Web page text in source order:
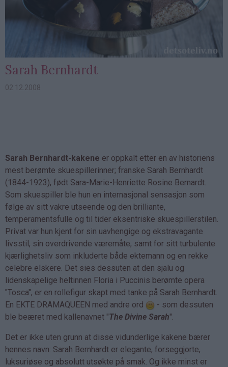
Sarah Bernhardt
02.12.2008
Sarah Bernhardt-kakene er oppkalt etter en av historiens
mest berømte skuespillerinner; franske Sarah Bernhardt
(1844-1923), født Sara-Marie-Henriette Rosine Bernardt.
Som skuespiller ble hun en internasjonal sensasjon som
følge av sitt vakre utseende og den brilliante,
temperamentsfulle og til tider eksentriske skuespillerstilen.
Privat var hun kjent for sin uavhengige og ekstravagante
livsstil, sin overdrivende væremåte, samt for sitt turbulente
kjærlighetsliv som inkluderte både ektemann og en rekke
celebre elskere. Det sies dessuten at den sjalu og
lidenskapelige heltinnen Floria i Puccinis berømte opera
"Tosca", er en rollefigur skapt med tanke på Sarah Bernhardt.
En EKTE DRAMAQUEEN med andre ord
- som dessuten
ble beæret med kallenavnet "The Divine Sarah".
Det er ikke uten grunn at disse vidunderlige kakene bærer
hennes navn: Sarah Bernhardt er elegante, forseggjorte,
luksuriøse og absolutt utsøkte på smak. Og ikke minst er